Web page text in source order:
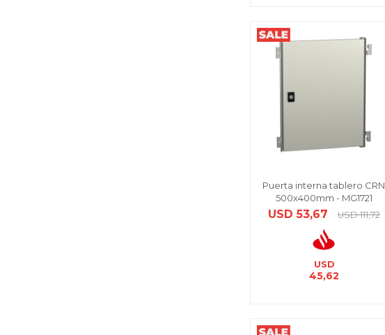
Puerta interna tablero CRN
500x400mm - MG1721
USD 53,67 USD 111,72
USD
45,62